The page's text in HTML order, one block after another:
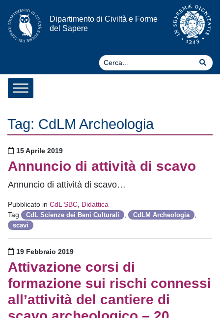
Vai al contenuto
Dipartimento di Civiltà e Forme
del Sapere
Tag: CdLM Archeologia
Pubblicato il
15 Aprile 2019
Annuncio di attività di scavo
Annuncio di attività di scavo…
Pubblicato in CdL SBC Didattica
Tag
CdL Scienze dei Beni Culturali CdLM Archeologia
scavi
Pubblicato il
19 Febbraio 2019
Attivazione corsi di
formazione sui rischi connessi
all’attività del cantiere di